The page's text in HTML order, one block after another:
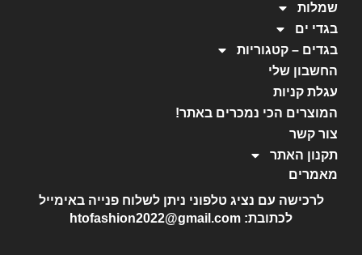
שמלות
בגדי ים
בגדים – קטגוריות
החשבון שלי
עגלת קניות
המוצרים הכי נמכרים באתר!
צור קשר
תקנון האתר
מאמרים
לרכישה עם נציג טלפוני ניתן לשלוח פנייה באימייל
לכתובת: htofashion2022@gmail.com